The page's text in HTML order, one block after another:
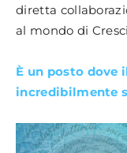
diretta
al mondo di
È un posto dove
incredibilmente